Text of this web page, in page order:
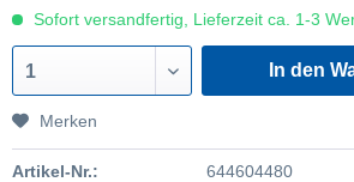
Sofort versandfertig, Lieferzeit ca. 1-3
1 In den
Merken
Artikel-Nr.:
644604480